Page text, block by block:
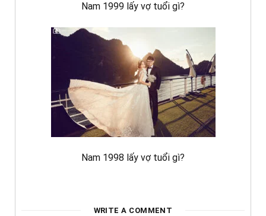
Nam 1999 lấy vợ tuổi gì?
Nam 1998 lấy vợ tuổi gì?
WRITE A COMMENT